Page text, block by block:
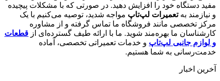
مفید دستگاه خود را افزایش دهید. در صورتی که با مشکلات پیچیده
و نیازمند بهتعمیرات لپ‌تاپ مواجه شدید، توصیه می‌کنیم با یک
مرکز تخصصی مانند فروشگاه ما تماس گرفته و از مشاوره
کارشناسان ما بهره‌مند شوید. ما با ارائه طیف گسترده‌ای از قطعات
و لوازم جانبی لپ‌تاپ و خدمات تعمیراتی تخصصی، آماده
خدمت‌رسانی به شما هستیم.
آخرین اخبار